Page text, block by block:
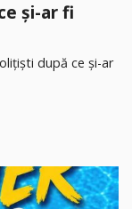
și-ar fi
după ce și-ar